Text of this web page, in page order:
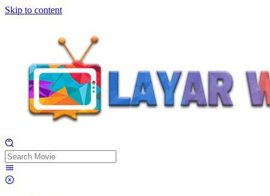
Skip to content